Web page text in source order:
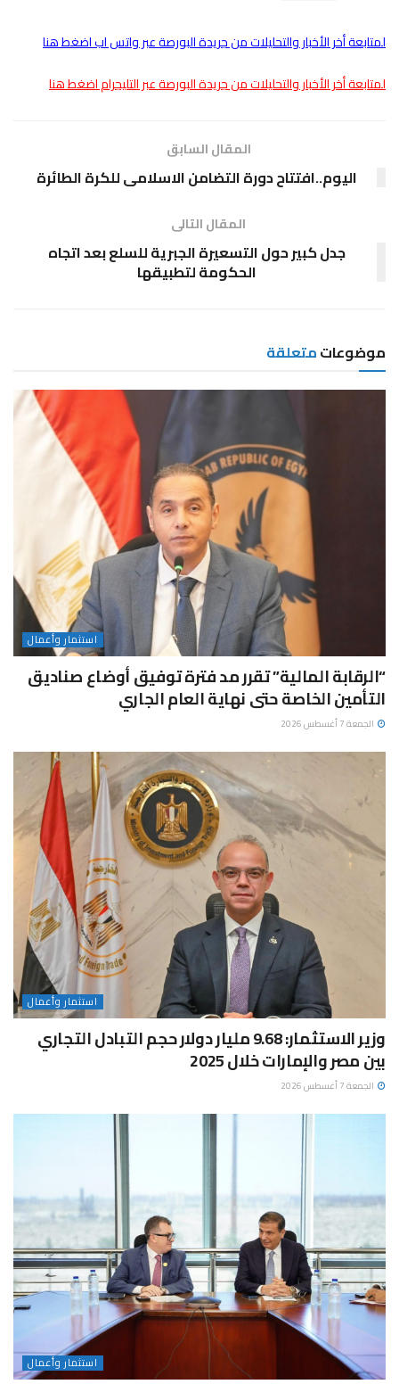
لمتابعة أخر الأخبار والتحليلات من جريدة البورصة عبر واتس اب اضغط هنا
لمتابعة أخر الأخبار والتحليلات من جريدة البورصة عبر التليجرام اضغط هنا
المقال السابق
اليوم..افتتاح دورة التضامن الاسلامى للكرة الطائرة
المقال التالى
جدل كبير حول التسعيرة الجبرية للسلع بعد اتجاه
الحكومة لتطبيقها
موضوعاتمتعلقة
استثمار وأعمال
“الرقابة المالية” تقرر مد فترة توفيق أوضاع صناديق
التأمين الخاصة حتى نهاية العام الجاري
الجمعة 7 أغسطس 2026
استثمار وأعمال
وزير الاستثمار: 9.68 مليار دولار حجم التبادل التجاري
بين مصر والإمارات خلال 2025
الجمعة 7 أغسطس 2026
استثمار وأعمال